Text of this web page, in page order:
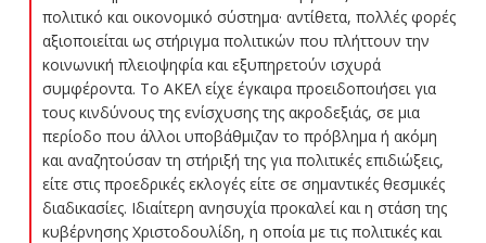
πολιτικό και οικονομικό σύστημα· αντίθετα, πολλές φορές
αξιοποιείται ως στήριγμα πολιτικών που πλήττουν την
κοινωνική πλειοψηφία και εξυπηρετούν ισχυρά
συμφέροντα. Το ΑΚΕΛ είχε έγκαιρα προειδοποιήσει για
τους κινδύνους της ενίσχυσης της ακροδεξιάς, σε μια
περίοδο που άλλοι υποβάθμιζαν το πρόβλημα ή ακόμη
και αναζητούσαν τη στήριξή της για πολιτικές επιδιώξεις,
είτε στις προεδρικές εκλογές είτε σε σημαντικές θεσμικές
διαδικασίες. Ιδιαίτερη ανησυχία προκαλεί και η στάση της
κυβέρνησης Χριστοδουλίδη, η οποία με τις πολιτικές και